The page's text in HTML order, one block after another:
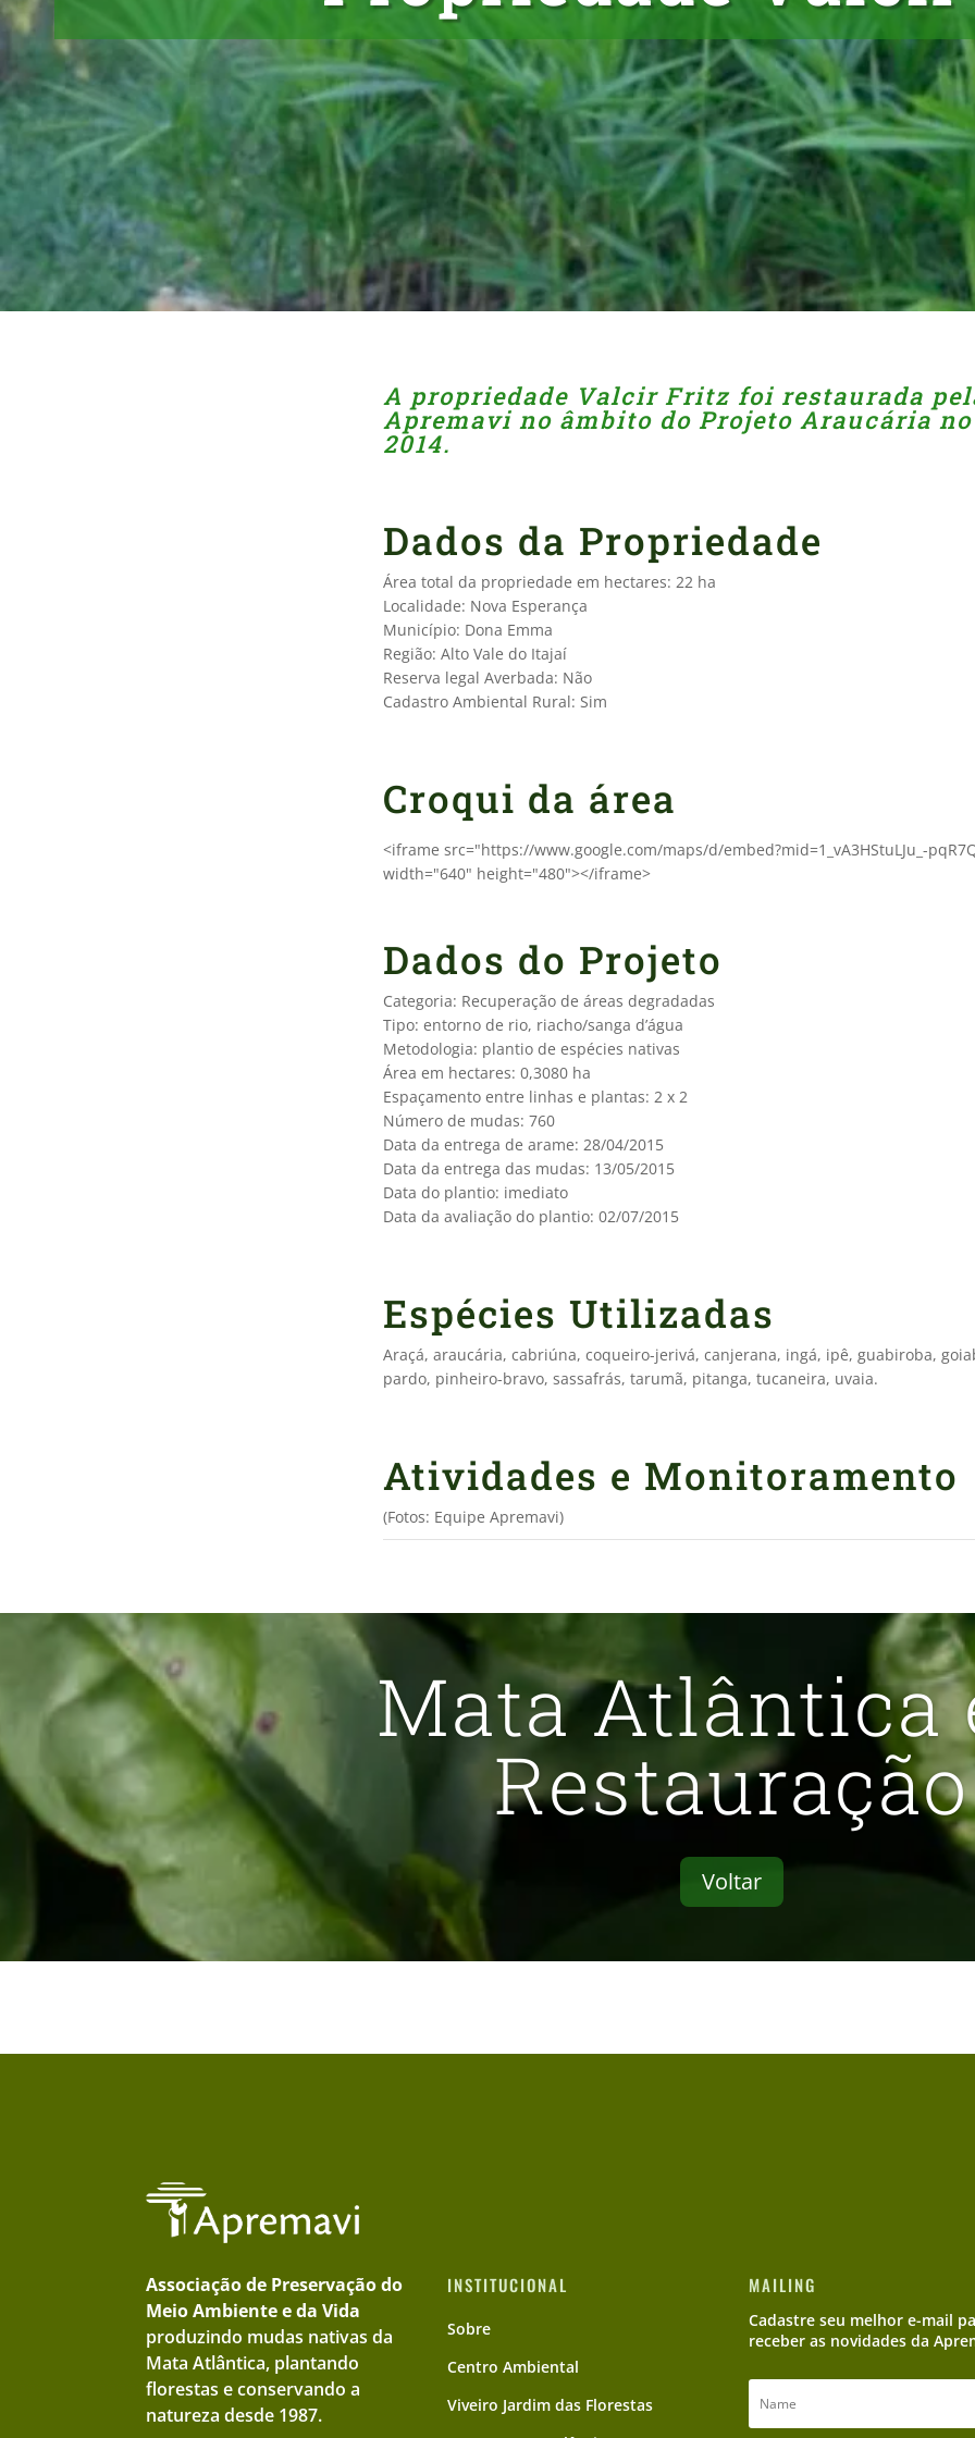
A propriedade Valcir Fritz foi restaurada
Apremavi no âmbito do Projeto Araucária no
2014.
Dados da Propriedade
Área total da propriedade em hectares: 22 ha
Localidade: Nova Esperança
Município: Dona Emma
Região: Alto Vale do Itajaí
Reserva legal Averbada: Não
Cadastro Ambiental Rural: Sim
Croqui da área
<iframe src="https://www.google.com/maps/d/embed?mid=1_vA3HStuLJu_-
width="640" height="480"></iframe>
Dados do Projeto
Categoria: Recuperação de áreas degradadas
Tipo: entorno de rio, riacho/sanga d’água
Metodologia: plantio de espécies nativas
Área em hectares: 0,3080 ha
Espaçamento entre linhas e plantas: 2 x 2
Número de mudas: 760
Data da entrega de arame: 28/04/2015
Data da entrega das mudas: 13/05/2015
Data do plantio: imediato
Data da avaliação do plantio: 02/07/2015
Espécies Utilizadas
Araçá, araucária, cabriúna, coqueiro-jerivá, canjerana, ingá, ipê, guabiroba,
pardo, pinheiro-bravo, sassafrás, tarumã, pitanga, tucaneira, uvaia.
Atividades e Monitoramento
(Fotos: Equipe Apremavi)
Mata Atlântica
Restauração
Voltar
Associação de Preservação do
Meio Ambiente e da Vida
produzindo mudas nativas da
Mata Atlântica, plantando
florestas e conservando a
natureza desde 1987.
INSTITUCIONAL
Sobre
Centro Ambiental
Viveiro Jardim das Florestas
MAILING
Cadastre seu melhor e-mail
receber as novidades da